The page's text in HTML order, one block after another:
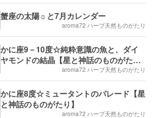
蟹座の太陽☼と7月カレンダー
aroma72 ハーブ天然ものがたり
かに座9－10度☆純粋意識の魚と、ダイ
ヤモンドの結晶【星と神話のものがた
aroma72 ハーブ天然ものがたり
かに座8度☆ミュータントのパレード【星
と神話のものがたり】
aroma72 ハーブ天然ものがたり